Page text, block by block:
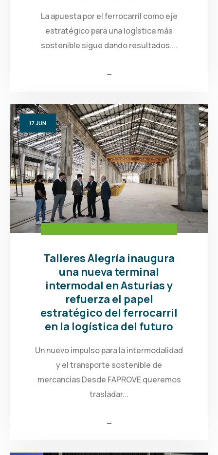
La apuesta por el ferrocarril como eje
estratégico para una logística más
sostenible sigue dando resultados....
17 JUN
Talleres Alegría inaugura
una nueva terminal
intermodal en Asturias y
refuerza el papel
estratégico del ferrocarril
en la logística del futuro
Un nuevo impulso para la intermodalidad
y el transporte sostenible de
mercancías Desde FAPROVE queremos
trasladar...